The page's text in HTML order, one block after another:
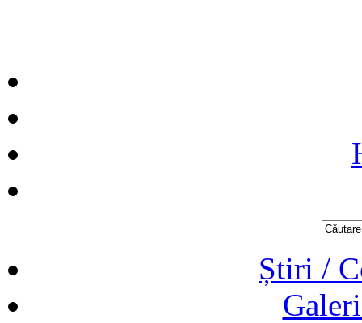
Știri /